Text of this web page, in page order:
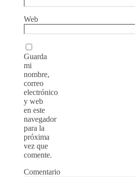
Web
Guarda
mi
nombre,
correo
electrónico
y web
en este
navegador
para la
próxima
vez que
comente.
Comentario